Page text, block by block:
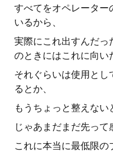
すべてをオペレーター
いるから、
実際にこれ出すんだっ
のときにはこれに向い
それぐらいは使用と
るとか、
もうちょっと整えない
じゃあまだまだ先って
これに本当に最低限